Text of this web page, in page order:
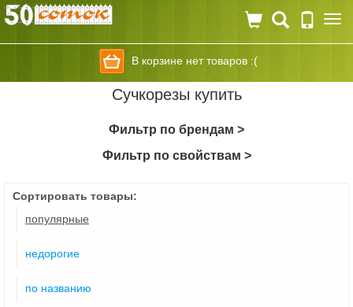
В корзине нет товаров :(
Сучкорезы купить
Фильтр по брендам >
Фильтр по свойствам >
Сортировать товары:
популярные
недорогие
по названию